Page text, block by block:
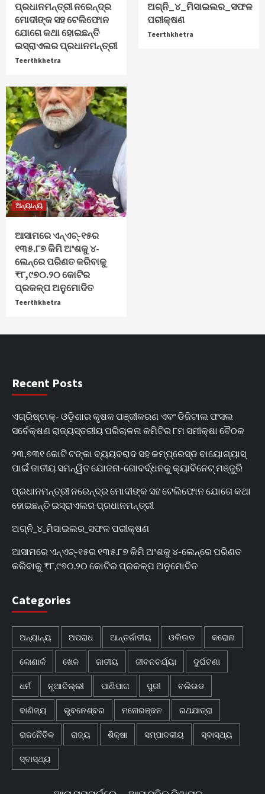
ପ୍ରଧାନମନ୍ତ୍ରୀ ନରେନ୍ଦ୍ର
ମୋଦୀଙ୍କ ସହ ଟେଲିଫୋନ
ଯୋଗେ କଥା ହୋଇଛନ୍ତି
ଇସ୍ରାଏଲର ପ୍ରଧାନମନ୍ତ୍ରୀ
Teerthkhetra
ଅଗ୍ନି_୪_ମିସାଇଲର_ସଫଳ
ପରୀକ୍ଷଣ
Teerthkhetra
ଅନ୍ୟାନ୍ୟ
ଆସାମରେ ଏନ୍ଏଚ୍-୧୫ର
୧୩୫.୮୭ କିମି ଅଂଶକୁ ୪-
ଲେନ୍‌ରେ ପରିଣତ କରିବାକୁ
₹୮,୯୭୦.୨୦ କୋଟିର
ପ୍ରକଳ୍ପ ଅନୁମୋଦିତ
Teerthkhetra
Recent Posts
ଏଗ୍ରିଷ୍ଟାକ୍‌- ଓଡ଼ିଶାର କୃଷକ ପଞ୍ଜୀକରଣ ଏବଂ ଡିଜିଟାଲ ଫସଲ
ସର୍ବେକ୍ଷଣ ରାଜ୍ୟସ୍ତରୀୟ ପରିଚାଳନା କମିଟିର ୮ମ ସମୀକ୍ଷା ବୈଠକ
୨୩,୭୩୧ କୋଟି ଟଙ୍କା ବ୍ୟୟବରାଦ ସହ କମ୍ପ୍ରେସ୍ଡ ବାୟୋଗ୍ୟାସ୍
ପାଇଁ ଜାତୀୟ ସମନ୍ୱିତ ଯୋଜନା-ଗୋବର୍ଦ୍ଧନକୁ କ୍ୟାବିନେଟ୍‌ ମଞ୍ଜୁରି
ପ୍ରଧାନମନ୍ତ୍ରୀ ନରେନ୍ଦ୍ର ମୋଦୀଙ୍କ ସହ ଟେଲିଫୋନ ଯୋଗେ କଥା
ହୋଇଛନ୍ତି ଇସ୍ରାଏଲର ପ୍ରଧାନମନ୍ତ୍ରୀ
ଅଗ୍ନି_୪_ମିସାଇଲର_ସଫଳ ପରୀକ୍ଷଣ
ଆସାମରେ ଏନ୍ଏଚ୍-୧୫ର ୧୩୫.୮୭ କିମି ଅଂଶକୁ ୪-ଲେନ୍‌ରେ ପରିଣତ
କରିବାକୁ ₹୮,୯୭୦.୨୦ କୋଟିର ପ୍ରକଳ୍ପ ଅନୁମୋଦିତ
Categories
ଅନ୍ୟାନ୍ୟ ଅପରାଧ ଆନ୍ତର୍ଜାତୀୟ ଓଲିଉଡ କରୋନା
କୋଣାର୍କ ଖେଳ ଜାତୀୟ ଜୀବନଚର୍ଯ୍ୟା ଦୁର୍ଘଟଣା
ଧର୍ମ ନୂଆଦିଲ୍ଲୀ ପାଣିପାଗ ପୁରୀ ବଲିଉଡ
ବାଣିଜ୍ୟ ଭୁବନେଶ୍ବର ମନୋରଞ୍ଜନ ରଥଯାତ୍ରା
ରାଜନୈତିକ ରାଜ୍ୟ ଶିକ୍ଷା ସମ୍ପାଦକୀୟ ସ୍ବାସ୍ଥ୍ୟ
ସ୍ବାସ୍ଥ୍ୟ